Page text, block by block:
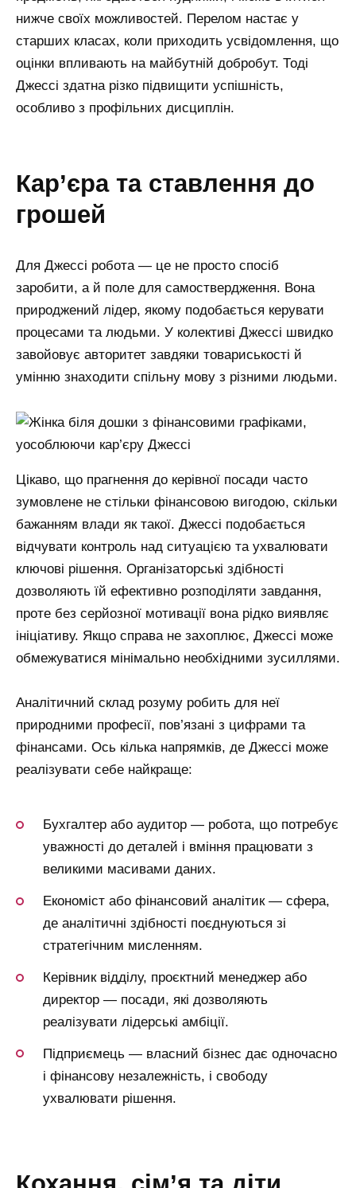
нижче своїх можливостей. Перелом настає у
старших класах, коли приходить усвідомлення, що
оцінки впливають на майбутній добробут. Тоді
Джессі здатна різко підвищити успішність,
особливо з профільних дисциплін.
кар’єра та ставлення до
грошей
Для Джессі робота — це не просто спосіб
заробити, а й поле для самоствердження. Вона
природжений лідер, якому подобається керувати
процесами та людьми. У колективі Джессі швидко
завойовує авторитет завдяки товариськості й
умінню знаходити спільну мову з різними людьми.
Цікаво, що прагнення до керівної посади часто
зумовлене не стільки фінансовою вигодою, скільки
бажанням влади як такої. Джессі подобається
відчувати контроль над ситуацією та ухвалювати
ключові рішення. Організаторські здібності
дозволяють їй ефективно розподіляти завдання,
проте без серйозної мотивації вона рідко виявляє
ініціативу. Якщо справа не захоплює, Джессі може
обмежуватися мінімально необхідними зусиллями.
Аналітичний склад розуму робить для неї
природними професії, пов’язані з цифрами та
фінансами. Ось кілька напрямків, де Джессі може
реалізувати себе найкраще:
Бухгалтер або аудитор — робота, що потребує
уважності до деталей і вміння працювати з
великими масивами даних.
Економіст або фінансовий аналітик — сфера,
де аналітичні здібності поєднуються зі
стратегічним мисленням.
Керівник відділу, проєктний менеджер або
директор — посади, які дозволяють
реалізувати лідерські амбіції.
Підприємець — власний бізнес дає одночасно
і фінансову незалежність, і свободу
ухвалювати рішення.